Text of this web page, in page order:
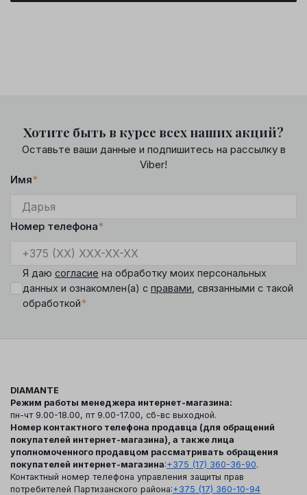
Хотите быть в курсе всех наших акций?
Оставьте ваши данные и подпишитесь на рассылку в
Viber!
Имя*
Номер телефона*
Я даю согласие на обработку моих персональных
данных и ознакомлен(а) с правами , связанными с такой
обработкой*
DIAMANTE
Режим работы менеджера интернет-магазина:
пн-чт 9.00-18.00, пт 9.00-17.00, сб-вс выходной.
Номер контактного телефона продавца (для обращений
покупателей интернет-магазина), а также лица
уполномоченного продавцом рассматривать обращения
покупателей интернет-магазина:+375 (17) 360-36-90.
Контактный номер телефона управления защиты прав
потребителей Партизанского района:+375 (17) 360-10-94